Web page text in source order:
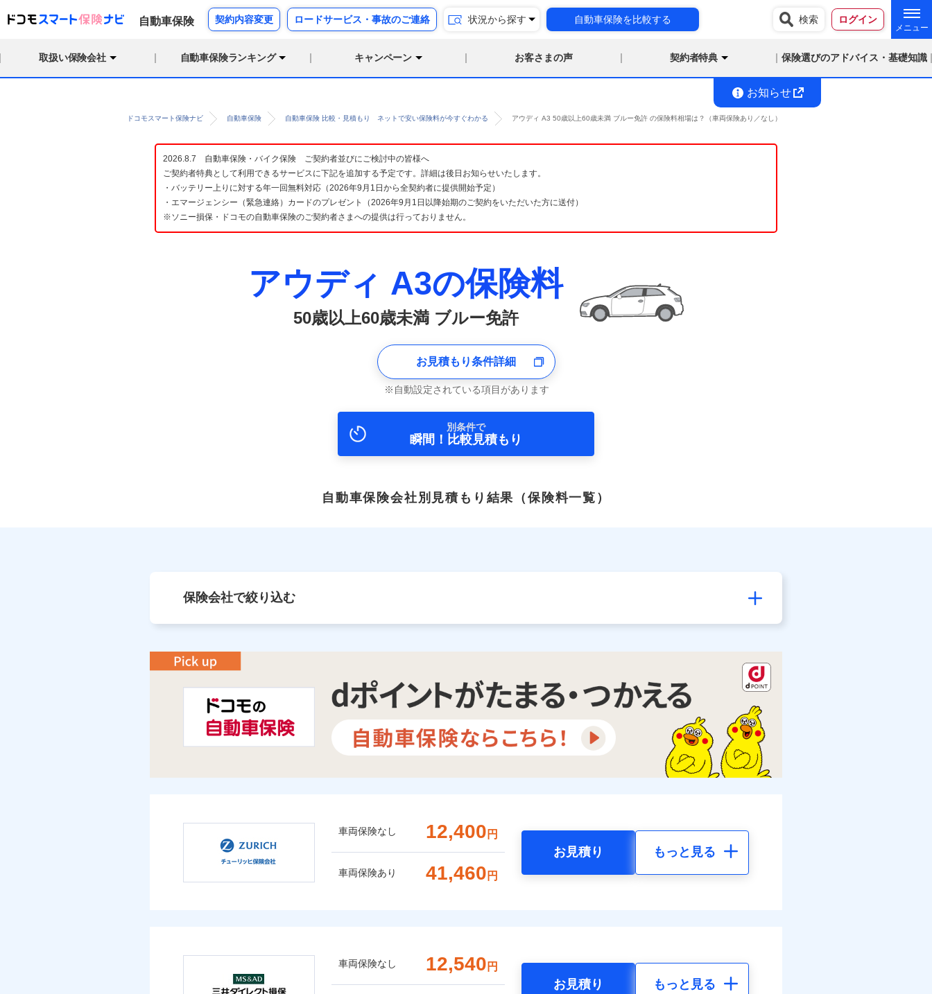
自動車保険 契約内容変更 ロードサービス・事故のご連絡 状況から探す 自動車保険を比較する 検索 ログイン
取扱い保険会社 自動車保険ランキング キャンペーン お客さまの声 契約者特典 保険選びのアドバイス・基礎知識
お知らせ
ドコモスマート保険ナビ 自動車保険 自動車保険 比較・見積もり ネットで安い保険料が今すぐわかる アウディ A3 50歳以上60歳未満 ブルー免許 の保険料相場は？（車両保険あり／なし）
2026.8.7 自動車保険・バイク保険 ご契約者並びにご検討中の皆様へ
ご契約者特典として利用できるサービスに下記を追加する予定です。詳細は後日お知らせいたします。
・バッテリー上りに対する年一回無料対応（2026年9月1日から全契約者に提供開始予定）
・エマージェンシー（緊急連絡）カードのプレゼント（2026年9月1日以降始期のご契約をいただいた方に送付）
※ソニー損保・ドコモの自動車保険のご契約者さまへの提供は行っておりません。
アウディ A3の保険料
50歳以上60歳未満 ブルー免許
お見積もり条件詳細
自動設定されている項目があります
別条件で
瞬間！比較見積もり
自動車保険会社別見積もり結果 （保険料一覧）
保険会社で絞り込む
車両保険なし 12,400 円
車両保険あり 41,460 円
お見積り もっと見る
車両保険なし 12,540 円
お見積り もっと見る